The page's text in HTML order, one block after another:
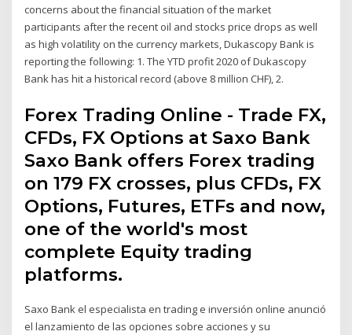
concerns about the financial situation of the market
participants after the recent oil and stocks price drops as well
as high volatility on the currency markets, Dukascopy Bank is
reporting the following: 1. The YTD profit 2020 of Dukascopy
Bank has hit a historical record (above 8 million CHF), 2.
Forex Trading Online - Trade FX,
CFDs, FX Options at Saxo Bank
Saxo Bank offers Forex trading
on 179 FX crosses, plus CFDs, FX
Options, Futures, ETFs and now,
one of the world's most
complete Equity trading
platforms.
Saxo Bank el especialista en trading e inversión online anunció
el lanzamiento de las opciones sobre acciones y su